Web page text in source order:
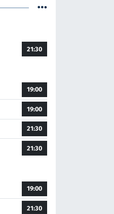
21:30
19:00
19:00
21:30
21:30
19:00
21:30